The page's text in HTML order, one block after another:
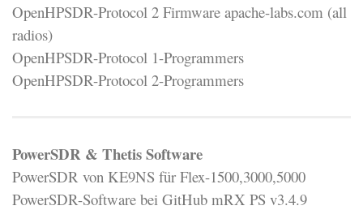
OpenHPSDR-Protocol 2 Firmware apache-labs.com (all
radios)
OpenHPSDR-Protocol 1-Programmers
OpenHPSDR-Protocol 2-Programmers
PowerSDR & Thetis Software
PowerSDR von KE9NS für Flex-1500,3000,5000
PowerSDR-Software bei GitHub mRX PS v3.4.9